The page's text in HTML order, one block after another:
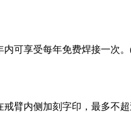
可享受每年免费焊接一次
臂内侧加刻字印，最多不